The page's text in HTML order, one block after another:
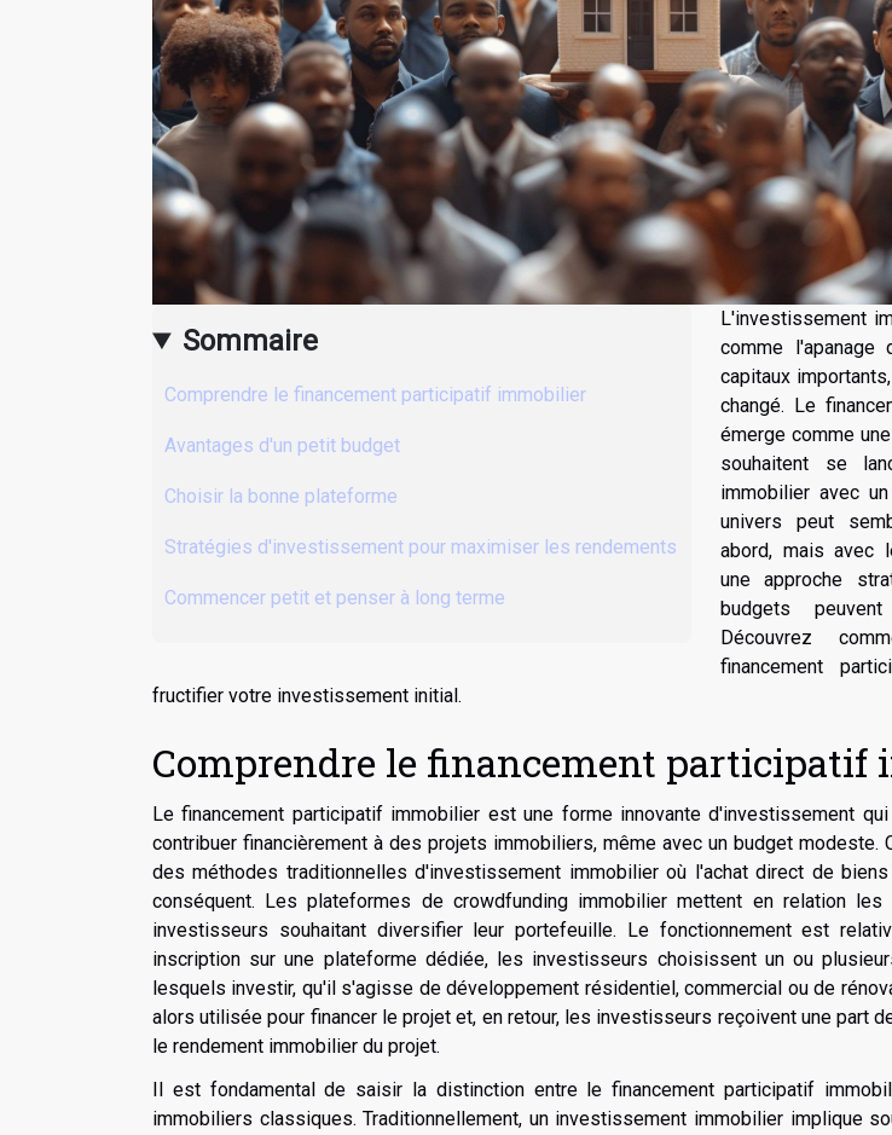
Sommaire
Comprendre le financement participatif immobilier
Avantages d'un petit budget
Choisir la bonne plateforme
Stratégies d'investissement pour maximiser les rendements
Commencer petit et penser à long terme
L'investissement
comme
capitaux
changé. Le
émerge comme
souhaitent se
immobilier avec
univers peut
abord, mais avec
une approche
budgets
Découvrez
financement
fructifier votre investissement initial.
Comprendre le financement participatif
Le financement participatif immobilier est une forme innovante d'investissement
contribuer financièrement à des projets immobiliers, même avec un budget modeste.
des méthodes traditionnelles d'investissement immobilier où l'achat direct de
conséquent. Les plateformes de crowdfunding immobilier mettent en relation
investisseurs souhaitant diversifier leur portefeuille. Le fonctionnement est
inscription sur une plateforme dédiée, les investisseurs choisissent un ou
lesquels investir, qu'il s'agisse de développement résidentiel, commercial ou de
alors utilisée pour financer le projet et, en retour, les investisseurs reçoivent une part
le rendement immobilier du projet.
Il est fondamental de saisir la distinction entre le financement participatif
immobiliers classiques. Traditionnellement, un investissement immobilier implique